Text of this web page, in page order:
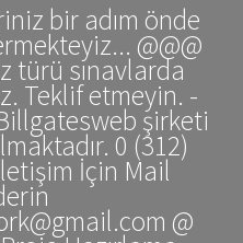
bir adım önde
@@@
türü sınavlarda
Teklif etmeyin. -
şirketi
0 (312)
İçin Mail
@